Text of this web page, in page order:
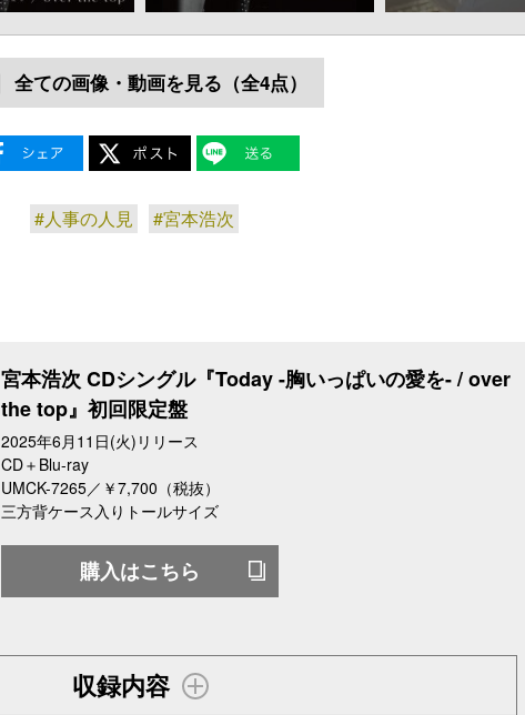
全ての画像・動画を見る（全4点）
#人事の人見 #宮本浩次
宮本浩次 CDシングル『Today -胸いっぱいの愛を- / over
the top』初回限定盤
2025年6月11日(火)リリース
CD＋Blu-ray
UMCK-7265／￥7,700（税抜）
三方背ケース入りトールサイズ
購入はこちら
収録内容